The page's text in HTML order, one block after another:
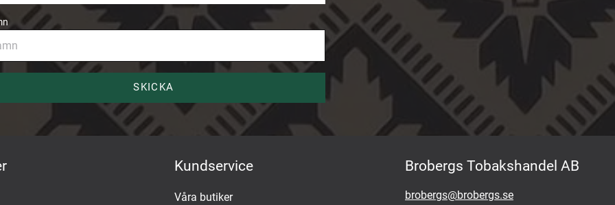
SKICKA
Kundservice
Våra butiker
Brobergs Tobakshandel AB
brobergs@brobergs.se